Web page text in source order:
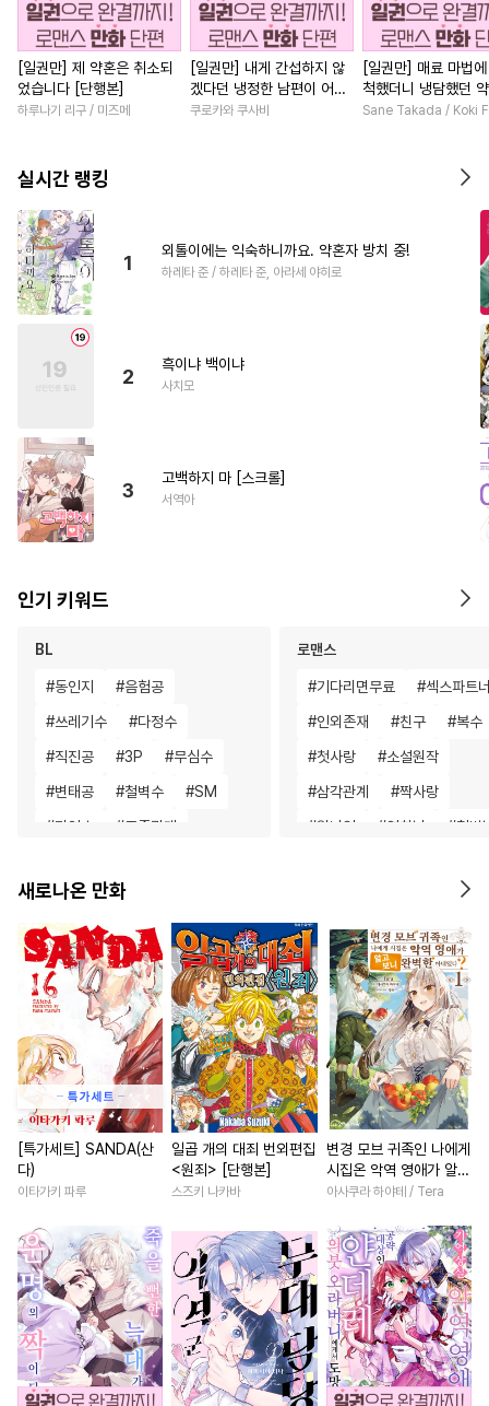
[일권만] 제 약혼은 취소되
었습니다 [단행본]
하루나기 리구 / 미즈메
[일권만] 내게 간섭하지 않
겠다던 냉정한 남편이 어째
선지 저만 바라봅니다 [단행
쿠로카와 쿠사비
[일권만] 매료 마법
척했더니 냉담했던
가 맹목적인 사랑꾼
Sane Takada / Koki
실시간 랭킹
1
외톨이에는 익숙하니까요. 약혼자 방치 중!
하레타 준 / 하레타 준, 아라세 야히로
2
흑이냐 백이냐
사치모
3
고백하지 마 [스크롤]
서역아
인기 키워드
BL
#동인지 #음험공
#쓰레기수 #다정수
#직진공 #3P #무심수
#변태공 #철벽수 #SM
#미인수 #주종관계
#능욕공 #대형견공
#조폭공 #서양풍 #강수
#초딩공 #학원/캠퍼스
#연예계 #재회물
#개그/코믹 #능글공
#존댓말공 #동정수 #동물
#난폭공 #현대물 #순정공
#페티쉬 #만화단편
# 능력수 #변태
아방수
#첫경험 #떡대수 #침착수
# 능욕수 #다각관계
# 변태수 #평범공 #키작공
#잔망수 #냉혈공 #유혹수
로맨스
#기다리면무료 #섹스파트
#인외존재 #친구 #복수
#첫사랑 #소설원작
#삼각관계 #짝사랑
#원나잇 #연하남 #철벽
#
로맨스 #동양풍 #후회
#로맨스 #배틀연애
#직진남 #조신남 #환생
#연애/결혼 #절륜
#죽음/살인 #절륜남
#첫사랑 #다각관계
#
힐링물 # 평범녀
나이차커플 #고수위
# 다정남 #계략남 #동거
#할리퀸 #까칠남 #직진
#오피스물 #선후배
#성장물 #철벽녀 #친구
#다정남 #친구>연인
새로나온 만화
[특가세트] SANDA(산
다)
이타가키 파루
일곱 개의 대죄 번외편집
<원죄> [단행본]
스즈키 나카바
변경 모브 귀족인 나에게
시집온 악역 영애가 알고
보니 완벽한 아내였다?
아사쿠라 하야테 / Tera